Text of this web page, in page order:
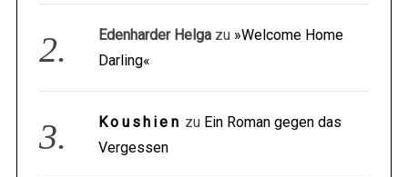
Edenharder Helga zu »Welcome Home
Darling«
Koushien zu Ein Roman gegen das
Vergessen